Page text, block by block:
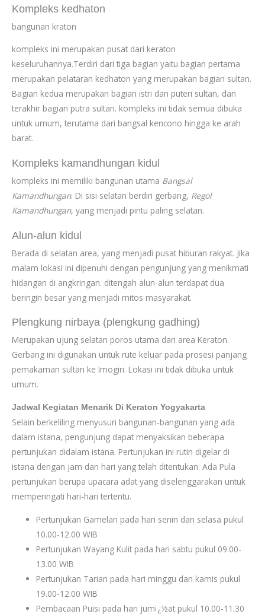
Kompleks kedhaton
bangunan kraton
kompleks ini merupakan pusat dari keraton
keseluruhannya.Terdiri dari tiga bagian yaitu bagian pertama
merupakan pelataran kedhaton yang merupakan bagian sultan.
Bagian kedua merupakan bagian istri dan puteri sultan, dan
terakhir bagian putra sultan. kompleks ini tidak semua dibuka
untuk umum, terutama dari bangsal kencono hingga ke arah
barat.
Kompleks kamandhungan kidul
kompleks ini memiliki bangunan utama Bangsal
Kamandhungan. Di sisi selatan berdiri gerbang, Regol
Kamandhungan, yang menjadi pintu paling selatan.
Alun-alun kidul
Berada di selatan area, yang menjadi pusat hiburan rakyat. Jika
malam lokasi ini dipenuhi dengan pengunjung yang menikmati
hidangan di angkringan. ditengah alun-alun terdapat dua
beringin besar yang menjadi mitos masyarakat.
Plengkung nirbaya (plengkung gadhing)
Merupakan ujung selatan poros utama dari area Keraton.
Gerbang ini digunakan untuk rute keluar pada prosesi panjang
pemakaman sultan ke Imogiri. Lokasi ini tidak dibuka untuk
umum.
Jadwal Kegiatan Menarik Di Keraton Yogyakarta
Selain berkeliling menyusuri bangunan-bangunan yang ada
dalam istana, pengunjung dapat menyaksikan beberapa
pertunjukan didalam istana. Pertunjukan ini rutin digelar di
istana dengan jam dan hari yang telah ditentukan. Ada Pula
pertunjukan berupa upacara adat yang diselenggarakan untuk
memperingati hari-hari tertentu.
Pertunjukan Gamelan pada hari senin dan selasa pukul
10.00-12.00 WIB
Pertunjukan Wayang Kulit pada hari sabtu pukul 09.00-
13.00 WIB
Pertunjukan Tarian pada hari minggu dan kamis pukul
19.00-12.00 WIB
Pembacaan Puisi pada hari jumï¿½at pukul 10.00-11.30